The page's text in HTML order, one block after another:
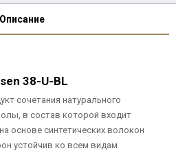
Описание
38-U-BL
сочетания натурального
в состав которой входит
основе синтетических волокон
устойчив ко всем видам